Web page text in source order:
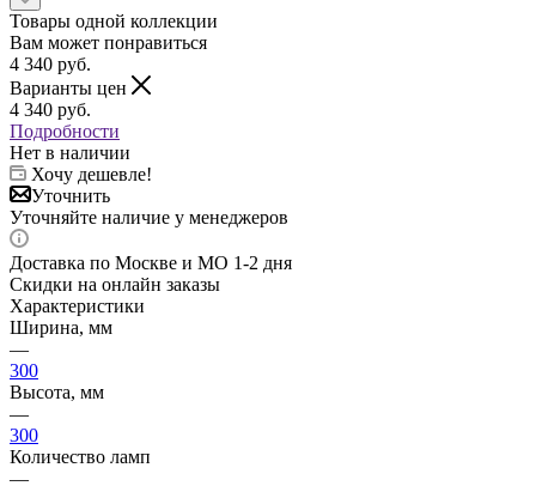
Товары одной коллекции
Вам может понравиться
4 340 руб.
Варианты цен
4 340 руб.
Подробности
Нет в наличии
Хочу дешевле!
Уточнить
Уточняйте наличие у менеджеров
Доставка по Москве и МО 1-2 дня
Скидки на онлайн заказы
Характеристики
Ширина, мм
—
300
Высота, мм
—
300
Количество ламп
—